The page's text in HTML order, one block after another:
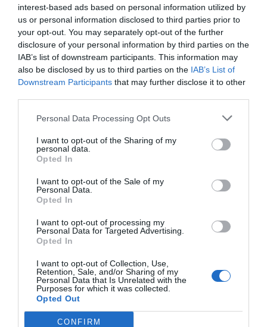
interest-based ads based on personal information utilized by
us or personal information disclosed to third parties prior to
your opt-out. You may separately opt-out of the further
disclosure of your personal information by third parties on the
IAB’s list of downstream participants. This information may
also be disclosed by us to third parties on the IAB’s List of
Downstream Participants that may further disclose it to other
Personal Data Processing Opt Outs
I want to opt-out of the Sharing of my
personal data.
Opted In
I want to opt-out of the Sale of my
Personal Data.
Opted In
I want to opt-out of processing my
Personal Data for Targeted Advertising.
Opted In
I want to opt-out of Collection, Use,
Retention, Sale, and/or Sharing of my
Personal Data that Is Unrelated with the
Purposes for which it was collected.
Opted Out
CONFIRM